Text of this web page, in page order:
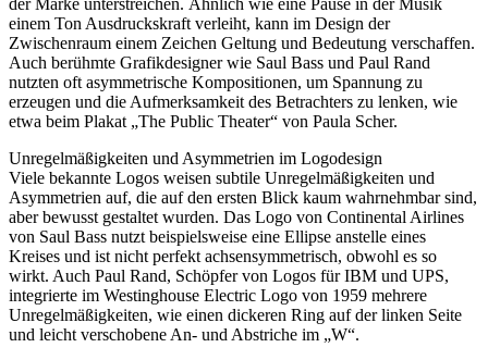
einem Ton Ausdruckskraft verleiht, kann im Design der
Zwischenraum einem Zeichen Geltung und Bedeutung verschaffen.
Auch berühmte Grafikdesigner wie Saul Bass und Paul Rand
nutzten oft asymmetrische Kompositionen, um Spannung zu
erzeugen und die Aufmerksamkeit des Betrachters zu lenken, wie
etwa beim Plakat „The Public Theater“ von Paula Scher.
Unregelmäßigkeiten und Asymmetrien im Logodesign
Viele bekannte Logos weisen subtile Unregelmäßigkeiten und
Asymmetrien auf, die auf den ersten Blick kaum wahrnehmbar sind,
aber bewusst gestaltet wurden. Das Logo von Continental Airlines
von Saul Bass nutzt beispielsweise eine Ellipse anstelle eines
Kreises und ist nicht perfekt achsensymmetrisch, obwohl es so
wirkt. Auch Paul Rand, Schöpfer von Logos für IBM und UPS,
integrierte im Westinghouse Electric Logo von 1959 mehrere
Unregelmäßigkeiten, wie einen dickeren Ring auf der linken Seite
und leicht verschobene An- und Abstriche im „W“.